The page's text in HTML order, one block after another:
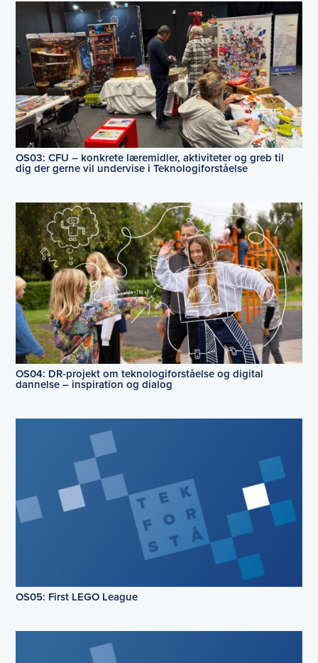
OS03: CFU – konkrete læremidler, aktiviteter og greb til
dig der gerne vil undervise i Teknologiforståelse
OS04: DR-projekt om teknologiforståelse og digital
dannelse – inspiration og dialog
OS05: First LEGO League